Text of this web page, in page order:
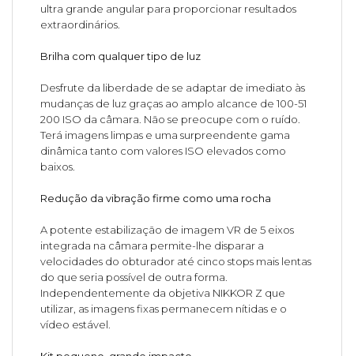
ultra grande angular para proporcionar resultados
extraordinários.
Brilha com qualquer tipo de luz
Desfrute da liberdade de se adaptar de imediato às
mudanças de luz graças ao amplo alcance de 100-51
200 ISO da câmara. Não se preocupe com o ruído.
Terá imagens limpas e uma surpreendente gama
dinâmica tanto com valores ISO elevados como
baixos.
Redução da vibração firme como uma rocha
A potente estabilização de imagem VR de 5 eixos
integrada na câmara permite-lhe disparar a
velocidades do obturador até cinco stops mais lentas
do que seria possível de outra forma.
Independentemente da objetiva NIKKOR Z que
utilizar, as imagens fixas permanecem nítidas e o
vídeo estável.